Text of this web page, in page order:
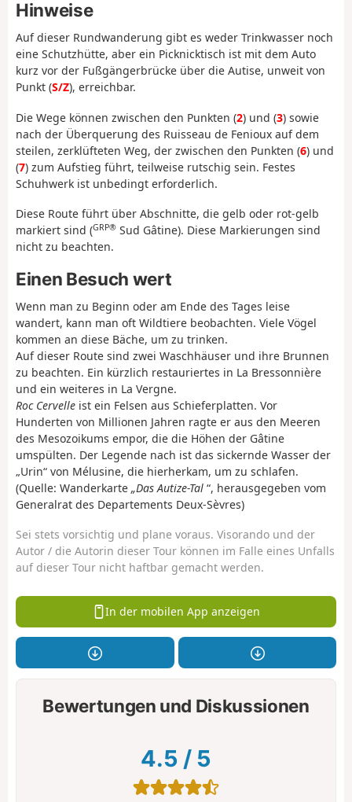
Hinweise
Auf dieser Rundwanderung gibt es weder Trinkwasser noch
eine Schutzhütte, aber ein Picknicktisch ist mit dem Auto
kurz vor der Fußgängerbrücke über die Autise, unweit von
Punkt (S/Z), erreichbar.
Die Wege können zwischen den Punkten (2) und (3) sowie
nach der Überquerung des Ruisseau de Fenioux auf dem
steilen, zerklüfteten Weg, der zwischen den Punkten (6) und
(7) zum Aufstieg führt, teilweise rutschig sein. Festes
Schuhwerk ist unbedingt erforderlich.
Diese Route führt über Abschnitte, die gelb oder rot-gelb
markiert sind (GRP® Sud Gâtine). Diese Markierungen sind
nicht zu beachten.
Einen Besuch wert
Wenn man zu Beginn oder am Ende des Tages leise
wandert, kann man oft Wildtiere beobachten. Viele Vögel
kommen an diese Bäche, um zu trinken.
Auf dieser Route sind zwei Waschhäuser und ihre Brunnen
zu beachten. Ein kürzlich restauriertes in La Bressonnière
und ein weiteres in La Vergne.
Roc Cervelle ist ein Felsen aus Schieferplatten. Vor
Hunderten von Millionen Jahren ragte er aus den Meeren
des Mesozoikums empor, die die Höhen der Gâtine
umspülten. Der Legende nach ist das sickernde Wasser der
„Urin“ von Mélusine, die hierherkam, um zu schlafen.
(Quelle: Wanderkarte „Das Autize-Tal “, herausgegeben vom
Generalrat des Departements Deux-Sèvres)
Sei stets vorsichtig und plane voraus. Visorando und der
Autor / die Autorin dieser Tour können im Falle eines Unfalls
auf dieser Tour nicht haftbar gemacht werden.
In der mobilen App anzeigen
Bewertungen und Diskussionen
4.5 / 5